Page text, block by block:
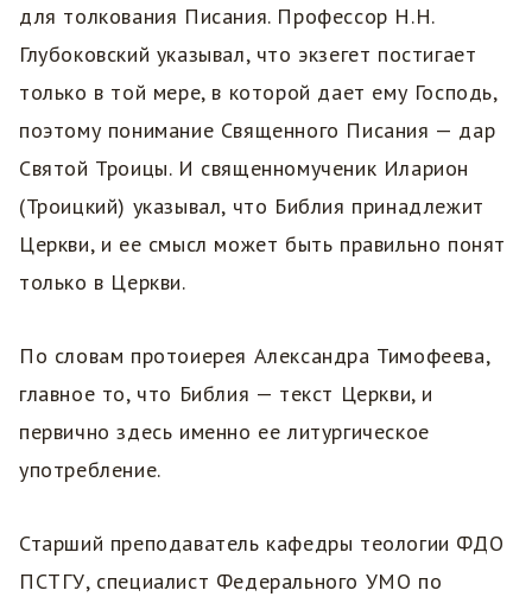
для толкования Писания. Профессор Н.Н.
Глубоковский указывал, что экзегет постигает
только в той мере, в которой дает ему Господь,
поэтому понимание Священного Писания — дар
Святой Троицы. И священномученик Иларион
(Троицкий) указывал, что Библия принадлежит
Церкви, и ее смысл может быть правильно понят
только в Церкви.
По словам протоиерея Александра Тимофеева,
главное то, что Библия — текст Церкви, и
первично здесь именно ее литургическое
употребление.
Старший преподаватель кафедры теологии ФДО
ПСТГУ, специалист Федерального УМО по